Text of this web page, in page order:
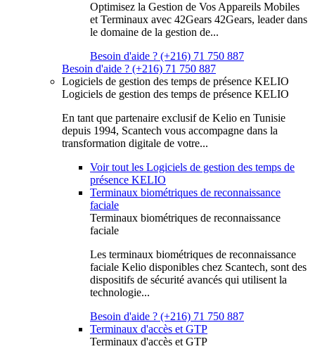
Optimisez la Gestion de Vos Appareils Mobiles
et Terminaux avec 42Gears 42Gears, leader dans
le domaine de la gestion de...
Besoin d'aide ? (+216) 71 750 887
Besoin d'aide ? (+216) 71 750 887
Logiciels de gestion des temps de présence KELIO
Logiciels de gestion des temps de présence KELIO
En tant que partenaire exclusif de Kelio en Tunisie
depuis 1994, Scantech vous accompagne dans la
transformation digitale de votre...
Voir tout les Logiciels de gestion des temps de
présence KELIO
Terminaux biométriques de reconnaissance
faciale
Terminaux biométriques de reconnaissance
faciale
Les terminaux biométriques de reconnaissance
faciale Kelio disponibles chez Scantech, sont des
dispositifs de sécurité avancés qui utilisent la
technologie...
Besoin d'aide ? (+216) 71 750 887
Terminaux d'accès et GTP
Terminaux d'accès et GTP